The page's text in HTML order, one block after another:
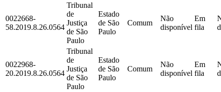
0022668-
58.2019.8.26.0564
Tribunal
de
Justiça
de São
Paulo
Estado
de São
Paulo
Comum
Não
disponível
Em
fila
0022968-
20.2019.8.26.0564
Tribunal
de
Justiça
de São
Paulo
Estado
de São
Paulo
Comum
Não
disponível
Em
fila